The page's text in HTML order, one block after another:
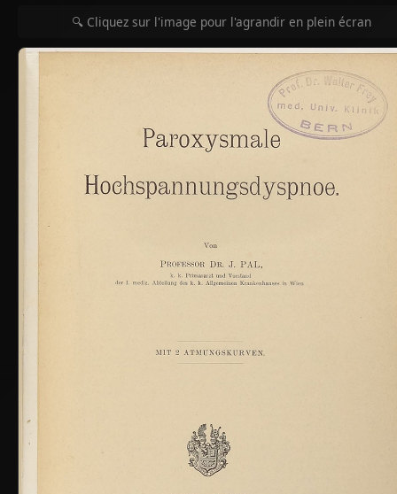
🔍 Cliquez sur l'image pour l'agrandir en plein écran